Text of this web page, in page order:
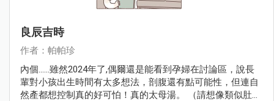
良辰吉時
作者：帕帕珍
內個......雖然2024年了,偶爾還是能看到孕婦在討論區，說長
輩對小孩出生時間有太多想法，剖腹還有點可能性，但連自
然產都想控制真的好可怕！真的太母湯。 （請想像類似肚子